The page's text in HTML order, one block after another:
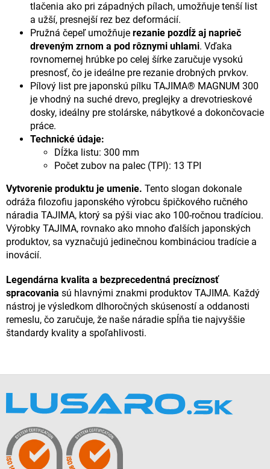
tlačenia ako pri západných pílach, umožňuje tenší list
a užší, presnejší rez bez deformácií.
Pružná čepeľ umožňuje rezanie pozdĺž aj naprieč
dreveným zrnom a pod rôznymi uhlami. Vďaka
rovnomernej hrúbke po celej šírke zaručuje vysokú
presnosť, čo je ideálne pre rezanie drobných prvkov.
Pílový list pre japonskú pílku TAJIMA® MAGNUM 300
je vhodný na suché drevo, preglejky a drevotrieskové
dosky, ideálny pre stolárske, nábytkové a dokončovacie
práce.
Technické údaje:
Dĺžka listu: 300 mm
Počet zubov na palec (TPI): 13 TPI
Vytvorenie produktu je umenie. Tento slogan dokonale
odráža filozofiu japonského výrobcu špičkového ručného
náradia TAJIMA, ktorý sa pýši viac ako 100-ročnou tradíciou.
Výrobky TAJIMA, rovnako ako mnoho ďalších japonských
produktov, sa vyznačujú jedinečnou kombináciou tradície a
inovácií.
Legendárna kvalita a bezprecedentná precíznosť
spracovania sú hlavnými znakmi produktov TAJIMA. Každý
nástroj je výsledkom dlhoročných skúseností a oddanosti
remeslu, čo zaručuje, že naše náradie spĺňa tie najvyššie
štandardy kvality a spoľahlivosti.